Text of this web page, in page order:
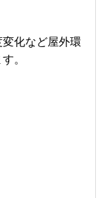
化など屋外環
。